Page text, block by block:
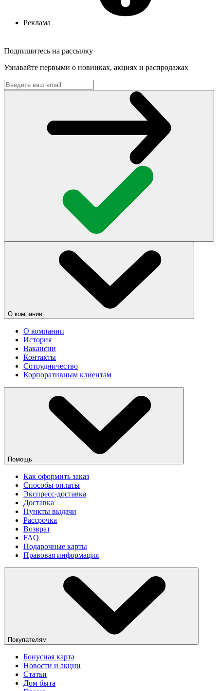
Реклама
Подпишитесь на рассылку
Узнавайте первыми о новинках, акциях и распродажах
О компании
О компании
История
Вакансии
Контакты
Сотрудничество
Корпоративным клиентам
Помощь
Как оформить заказ
Способы оплаты
Экспресс-доставка
Доставка
Пункты выдачи
Рассрочка
Возврат
FAQ
Подарочные карты
Правовая информация
Покупателям
Бонусная карта
Новости и акции
Статьи
Дом быта